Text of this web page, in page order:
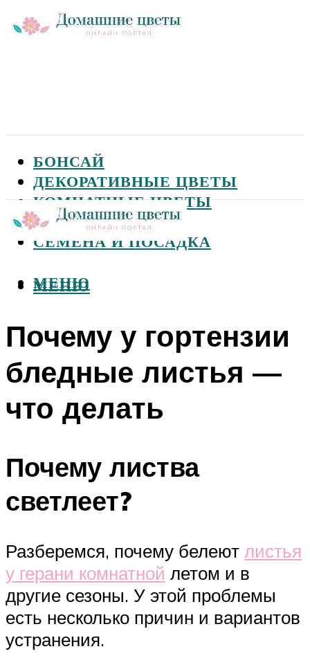
БОНСАЙ
ДЕКОРАТИВНЫЕ ЦВЕТЫ
КОМНАТНЫЕ ЦВЕТЫ
САДОВЫЕ ЦВЕТЫ
СЕМЕНА И ПОСАДКА
МЕНЮ
МЕНЮ
Почему у гортензии
бледные листья —
что делать
Почему листва
светлеет?
Разберемся, почему белеют листья
у герани комнатной летом и в
другие сезоны. У этой проблемы
есть несколько причин и вариантов
устранения.